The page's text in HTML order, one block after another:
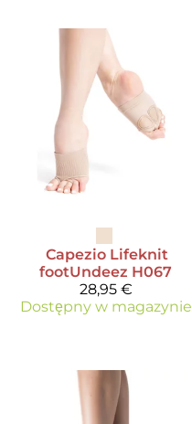
Capezio Lifeknit
footUndeez H067
28,95 €
Dostępny w magazynie